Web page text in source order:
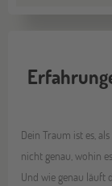
Dein Traum ist es,
nicht genau, wohin
Und wie genau läuft